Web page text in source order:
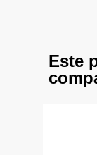
Este